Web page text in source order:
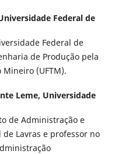
Federal de
Federal de
de Produção pela
(UFTM).
Leme, Universidade
de Administração e
Lavras e professor no